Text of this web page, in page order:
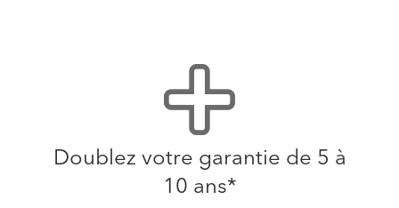
Doublez votre garantie de 5 à
10 ans*